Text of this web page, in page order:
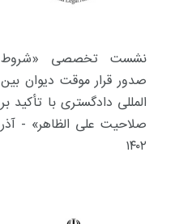
نشست تخصصی «شروط
صدور قرار موقت دیوان بین
المللی دادگستری با تأکید بر
صلاحیت علی الظاهر» - آذر
۱۴۰۲